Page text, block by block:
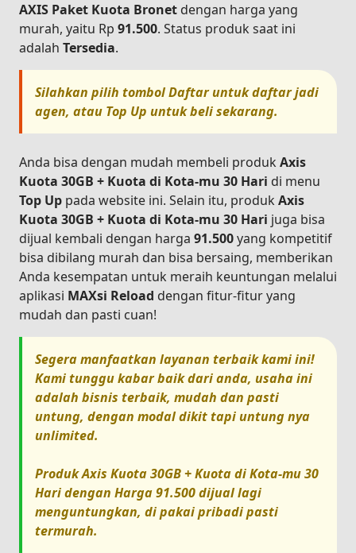
AXIS Paket Kuota Bronet dengan harga yang
murah, yaitu Rp 91.500. Status produk saat ini
adalah Tersedia.
Silahkan pilih tombolDaftaruntuk daftar jadi
agen, atau Top Up untuk beli sekarang.
Anda bisa dengan mudah membeli produk Axis
Kuota 30GB + Kuota di Kota-mu 30 Hari di menu
Top Up pada website ini. Selain itu, produk Axis
Kuota 30GB + Kuota di Kota-mu 30 Hari juga bisa
dijual kembali dengan harga 91.500yang kompetitif
bisa dibilang murah dan bisa bersaing, memberikan
Anda kesempatan untuk meraih keuntungan melalui
aplikasi MAXsi Reload dengan fitur-fitur yang
mudah dan pasti cuan!
Segera manfaatkan layanan terbaik kami ini!
Kami tunggu kabar baik dari anda, usaha ini
adalah bisnis terbaik, mudah dan pasti
untung, dengan modal dikit tapi untung nya
unlimited.
ProdukAxis Kuota 30GB + Kuota di Kota-mu 30
Haridengan Harga91.500dijual lagi
menguntungkan, di pakai pribadi pasti
termurah.